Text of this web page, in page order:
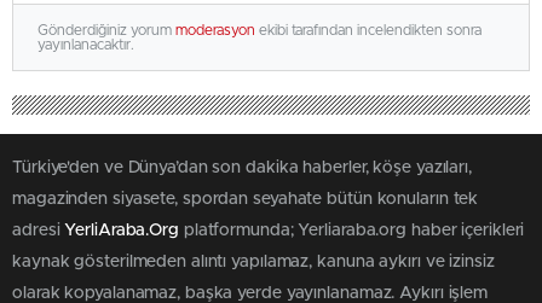
Gönderdiğiniz yorum moderasyon ekibi tarafından incelendikten sonra
yayınlanacaktır.
Türkiye'den ve Dünya’dan son dakika haberler, köşe yazıları,
magazinden siyasete, spordan seyahate bütün konuların tek
adresiYerliAraba.Org platformunda; Yerliaraba.org haber içerikleri
kaynak gösterilmeden alıntı yapılamaz, kanuna aykırı ve izinsiz
olarak kopyalanamaz, başka yerde yayınlanamaz. Aykırı işlem